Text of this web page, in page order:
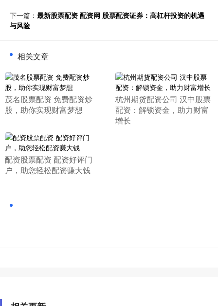
下一篇： 最新股票配资 配资网 股票配资证券：高杠杆投资的机遇
与风险
相关文章
​茂名股票配资 免费配资炒
股，助你实现财富梦想
​杭州期货配资公司 汉中股票
配资：解锁资金，助力财富
增长
​配资股票配资 配资好评门
户，助您轻松配资赚大钱